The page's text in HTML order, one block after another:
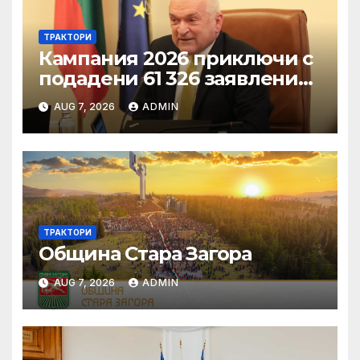
ТРАКТОРИ
Кампания 2026 приключи с
подадени 61 326 заявления
за подпомагане
AUG 7, 2026 ADMIN
ТРАКТОРИ
Община Стара Загора
AUG 7, 2026 ADMIN